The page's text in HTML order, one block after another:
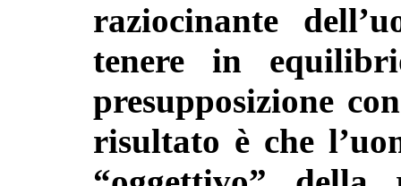
raziocinante
tenere in
presupposizione
risultato è che